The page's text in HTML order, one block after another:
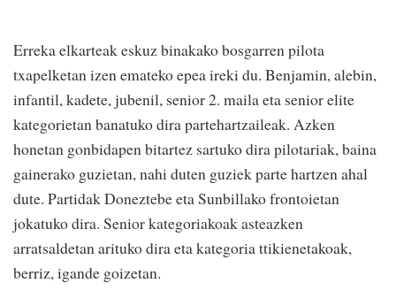
Erreka elkarteak eskuz binakako bosgarren pilota
txapelketan izen emateko epea ireki du. Benjamin, alebin,
infantil, kadete, jubenil, senior 2. maila eta senior elite
kategorietan banatuko dira partehartzaileak. Azken
honetan gonbidapen bitartez sartuko dira pilotariak, baina
gainerako guzietan, nahi duten guziek parte hartzen ahal
dute. Partidak Doneztebe eta Sunbillako frontoietan
jokatuko dira. Senior kategoriakoak asteazken
arratsaldetan arituko dira eta kategoria ttikienetakoak,
berriz, igande goizetan.